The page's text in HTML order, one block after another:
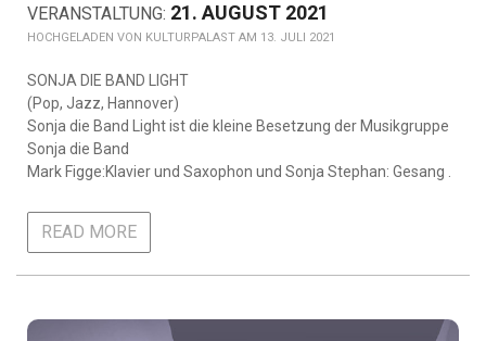
21. AUGUST 2021
KULTURPALAST AM 13. JULI 2021
SONJA DIE BAND LIGHT
(Pop, Jazz, Hannover)
Sonja die Band Light ist die kleine Besetzung der Musikgruppe
Sonja die Band
Mark Figge:Klavier und Saxophon und Sonja Stephan: Gesang .
READ MORE